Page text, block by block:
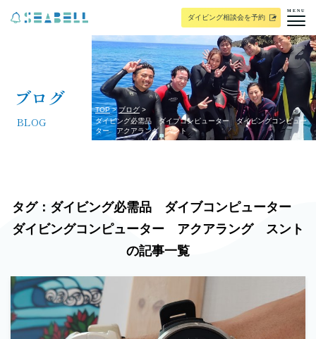
ダイビング相談会を予約
MENU
ブログ
BLOG
TOP
ブログ
ダイビング必需品 ダイブコンピューター ダイビングコンピュー
ター アクアラング スント
タグ：ダイビング必需品 ダイブコンピューター
ダイビングコンピューター アクアラング スント
の記事一覧